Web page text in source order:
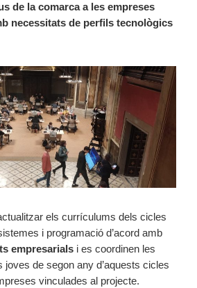
de la comarca a les empreses
necessitats de perfils tecnològics
els currículums dels cicles
i programació d’acord amb
empresarials i es coordinen les
joves de segon any d’aquests cicles
vinculades al projecte.